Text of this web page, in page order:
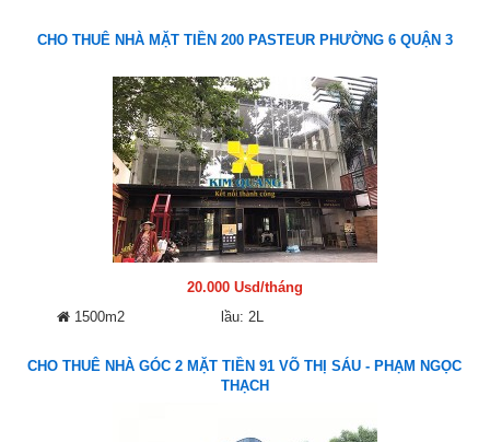
CHO THUÊ NHÀ MẶT TIỀN 200 PASTEUR PHƯỜNG 6 QUẬN 3
20.000 Usd/tháng
1500m2
lầu: 2L
CHO THUÊ NHÀ GÓC 2 MẶT TIỀN 91 VÕ THỊ SÁU - PHẠM NGỌC
THẠCH